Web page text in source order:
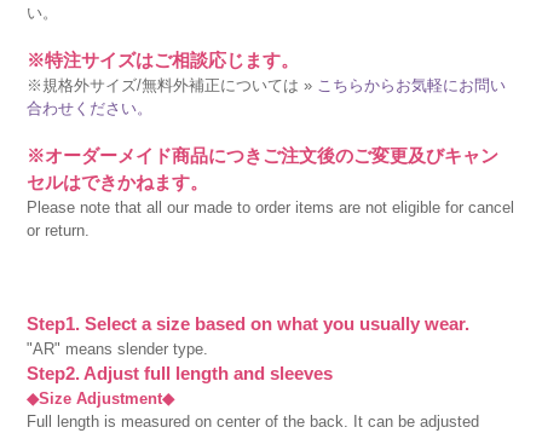
い。
※特注サイズはご相談応じます。
※規格外サイズ/無料外補正については » こちらからお気軽にお問い
合わせください。
※オーダーメイド商品につきご注文後のご変更及びキャン
セルはできかねます。
Please note that all our made to order items are not eligible for cancel
or return.
Step1. Select a size based on what you usually wear.
"AR" means slender type.
Step2. Adjust full length and sleeves
◆Size Adjustment◆
Full length is measured on center of the back. It can be adjusted